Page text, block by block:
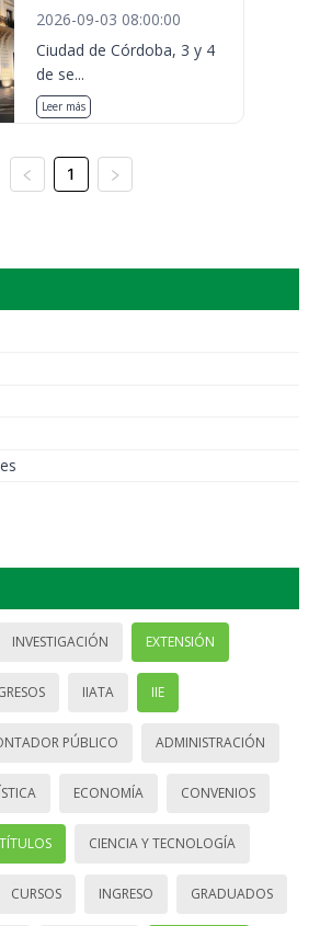
2026-09-03 08:00:00
Ciudad de Córdoba, 3 y 4
de se...
Leer más
1
INVESTIGACIÓN EXTENSIÓN
IIATA IIE
PÚBLICO ADMINISTRACIÓN
ECONOMÍA CONVENIOS
CIENCIA Y TECNOLOGÍA
CURSOS INGRESO GRADUADOS